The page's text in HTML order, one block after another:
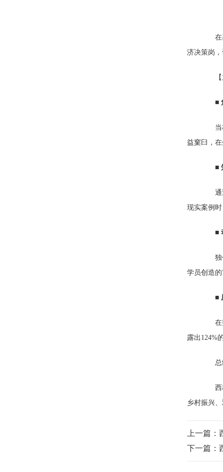
在基
济决策岗
【主
■
当林
益窠臼，
■
通过
现实案例
■
独创
学员创造
■
在突
露出124%
总
西柏
乡村振兴
上一篇：
下一篇：